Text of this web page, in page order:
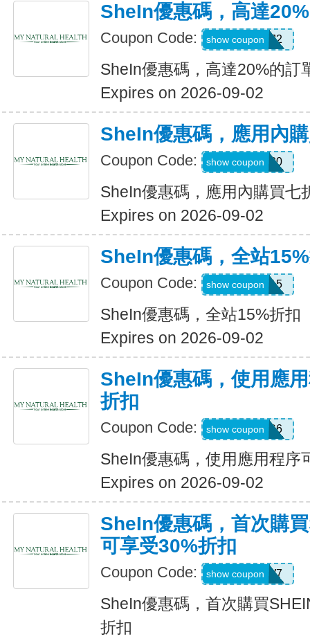
SheIn優惠碼，高達
Coupon Code: US24J2
show coupon
SheIn優惠碼，高達20%的訂
Expires on 2026-09-02
SheIn優惠碼，應用內
Coupon Code: APPOFF30
show coupon
SheIn優惠碼，應用內購買七
Expires on 2026-09-02
SheIn優惠碼，全站
Coupon Code: LOOMS15
show coupon
SheIn優惠碼，全站15%折扣
Expires on 2026-09-02
SheIn優惠碼，使用應
折扣
Coupon Code: 295KHS6
show coupon
SheIn優惠碼，使用應用程序
Expires on 2026-09-02
SheIn優惠碼，首次購
可享受30%折扣
Coupon Code: U3226W7
show coupon
SheIn優惠碼，首次購買
折扣